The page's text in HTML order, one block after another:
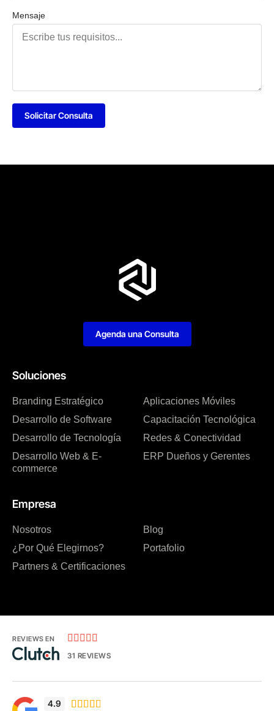
Mensaje
Solicitar Consulta
Soluciones
Branding Estratégico
Desarrollo de Software
Desarrollo de Tecnología
Desarrollo Web & E-
commerce
Aplicaciones Móviles
Capacitación Tecnológica
Redes & Conectividad
ERP Dueños y Gerentes
Empresa
Nosotros
¿Por Qué Elegirnos?
Partners & Certificaciones
Blog
Portafolio
Agenda una Consulta
REVIEWS EN     
31 REVIEWS
4.9     